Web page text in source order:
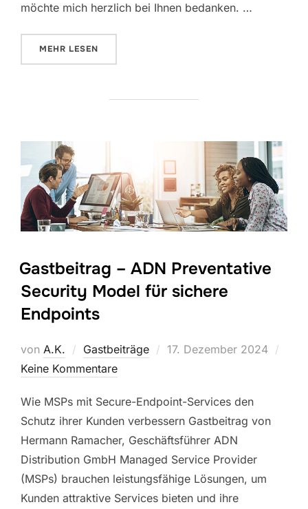
möchte mich herzlich bei Ihnen bedanken. …
MEHR ÜBER „FROHE WEIHNACHTEN UND EIN
LESEN
Gastbeitrag – ADN Preventative
Security Model für sichere
Endpoints
von A.K. Gastbeiträge
Veröffentlicht
17. Dezember 2024
Keine Kommentare
Wie MSPs mit Secure-Endpoint-Services den
Schutz ihrer Kunden verbessern Gastbeitrag von
Hermann Ramacher, Geschäftsführer ADN
Distribution GmbH Managed Service Provider
(MSPs) brauchen leistungsfähige Lösungen, um
Kunden attraktive Services bieten und ihre